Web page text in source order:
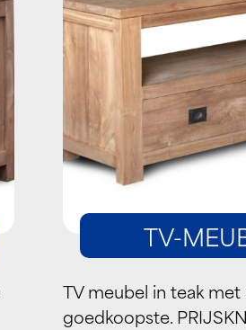
TV-
TV meubel in teak
goedkoopste.